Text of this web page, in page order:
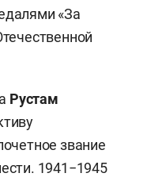
«За
Рустам
звание
1941−1945